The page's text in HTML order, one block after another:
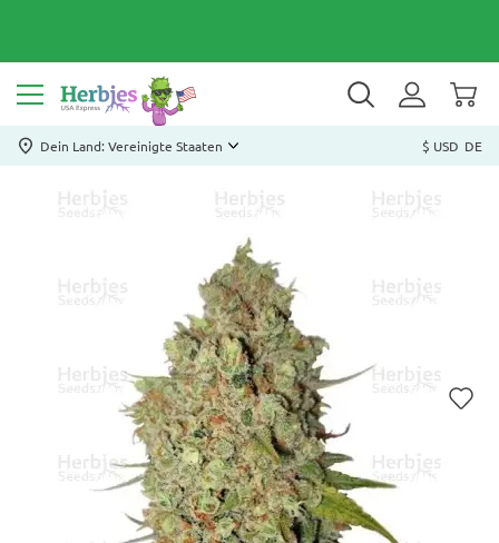
Dein Land: Vereinigte Staaten $ USD DE